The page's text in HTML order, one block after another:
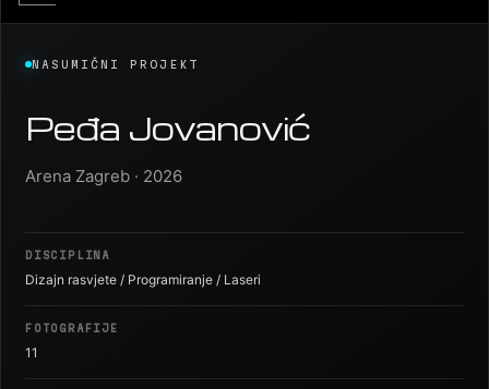
NASUMIČNI PROJEKT
Peđa Jovanović
Arena Zagreb · 2026
DISCIPLINA
Dizajn rasvjete / Programiranje / Laseri
FOTOGRAFIJE
11